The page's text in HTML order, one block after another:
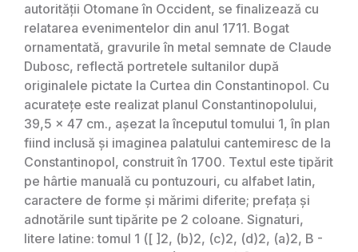
autorității Otomane în Occident, se finalizează cu
relatarea evenimentelor din anul 1711. Bogat
ornamentată, gravurile în metal semnate de Claude
Dubosc, reflectă portretele sultanilor după
originalele pictate la Curtea din Constantinopol. Cu
acuratețe este realizat planul Constantinopolului,
39,5 x 47 cm., așezat la începutul tomului 1, în plan
fiind inclusă și imaginea palatului cantemiresc de la
Constantinopol, construit în 1700. Textul este tipărit
pe hârtie manuală cu pontuzouri, cu alfabet latin,
caractere de forme și mărimi diferite; prefața și
adnotările sunt tipărite pe 2 coloane. Signaturi,
litere latine: tomul 1 ([ ]2, (b)2, (c)2, (d)2, (a)2, B -